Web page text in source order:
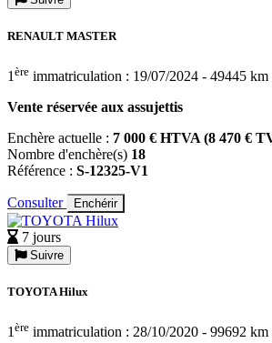
RENAULT MASTER
1 ère immatriculation : 19/07/2024 - 49445 km
Vente réservée aux assujettis
Enchère actuelle : 7 000 € HTVA (8 470 €
Nombre d'enchère(s) 18
Référence : S-12325-V1
Consulter Enchérir
7 jours
Suivre
TOYOTA Hilux
1 ère immatriculation : 28/10/2020 - 99692 km